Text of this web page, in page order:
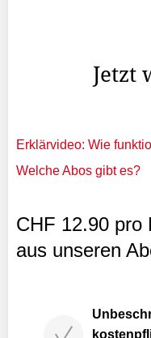
Jetzt
Erklärvideo: Wie
Welche Abos gibt es?
CHF 12.90 pro
aus unseren